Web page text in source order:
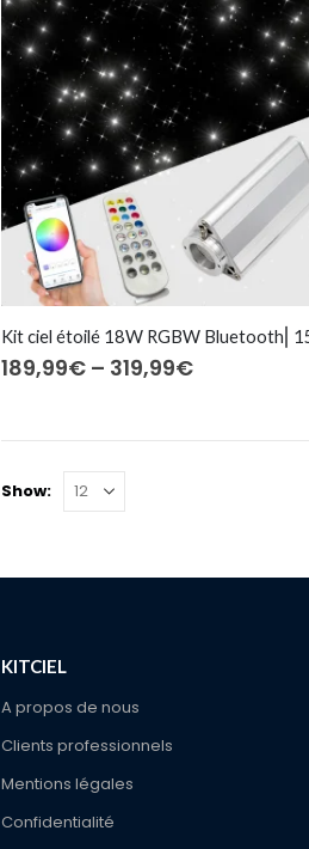
189,99€ – 319,99€Price
Show:
KITCIEL
A propos de nous
Clients professionnels
Mentions légales
Confidentialité